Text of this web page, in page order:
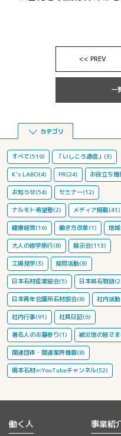
<< PREV
一
カテゴリ
すべて(519) 「いしころ通信」(3)
K's LABO(4) PR(24) お役立ち
お知らせ(54) セミナー(12)
ナルモト希望塾(2) メディア掲載(41)
健康経営(16) 働き方改革(1) 地
大人の修学旅行(8) 展示会(113)
工場見学(3) 採用活動(8)
日本石材産業協会(5) 日本銘石物語
日本青年会議所石材部会(8) 社内活
社内行事(91) 社員日記(6)
著名人のお墓参り(1) 被災地の皆さ
関連団体・関連業界情報(8)
鳴本石材㈱YouTubeチャンネル(52)
働く人 事業紹